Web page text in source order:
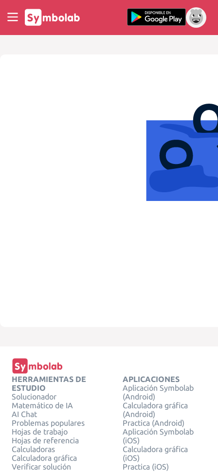
HERRAMIENTAS DE
ESTUDIO
Solucionador
Matemático de IA
AI Chat
Problemas populares
Hojas de trabajo
Hojas de referencia
Calculadoras
Calculadora gráfica
Verificar solución
APLICACIONES
Aplicación Symbolab
(Android)
Calculadora gráfica
(Android)
Practica (Android)
Aplicación Symbolab
(iOS)
Calculadora gráfica
(iOS)
Practica (iOS)